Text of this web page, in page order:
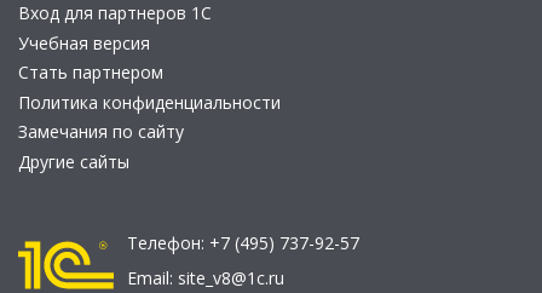
Вход для партнеров 1С
Учебная версия
Стать партнером
Политика конфиденциальности
Замечания по сайту
Другие сайты
Телефон: +7 (495) 737-92-57
Email: site_v8@1c.ru